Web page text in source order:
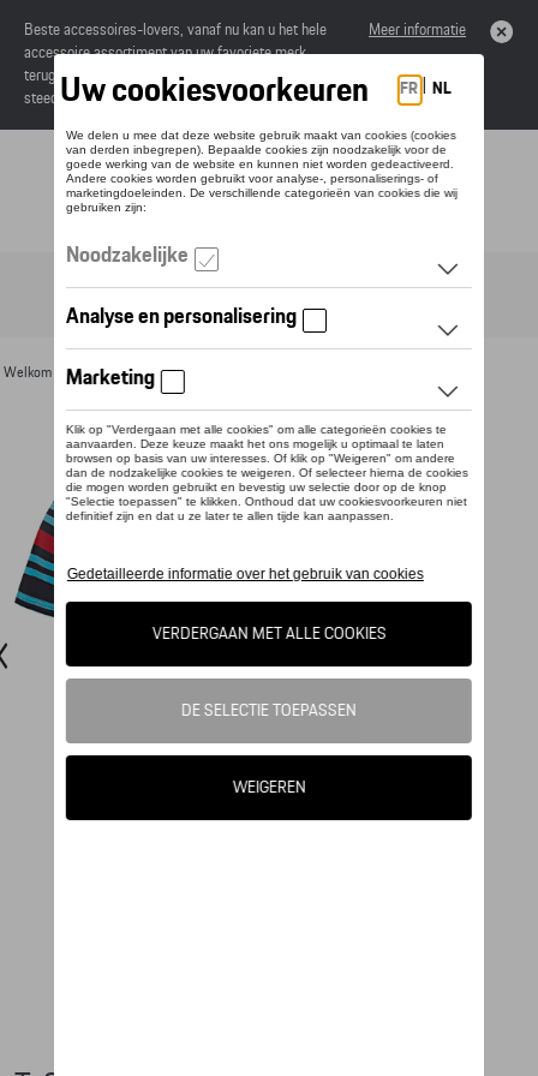
Beste accessoires-lovers, vanaf nu kan u het hele
accessoire assortiment van uw favoriete merk
terugvinden in de online catalogus. Deze kunnen
steeds besteld worden via uw dealer.
Meer informatie
Toggle navigation
Welkom >Voor u >Textiel >